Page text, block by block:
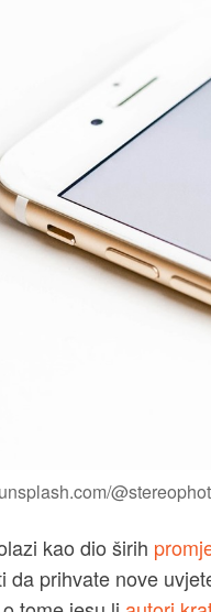
kao dio širih
da prihvate nove